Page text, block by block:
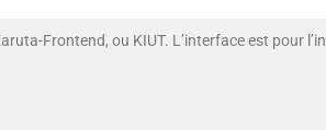
Frontend, ou KIUT. L’interface est pour